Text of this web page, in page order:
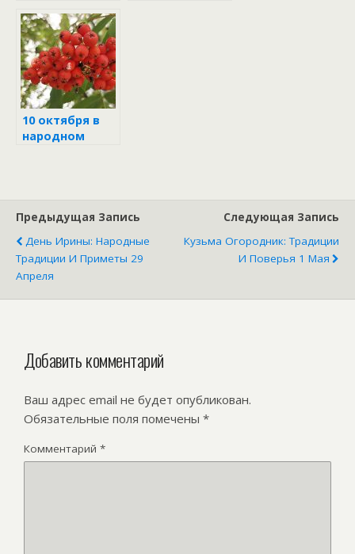
чтобы не
привлечь
финансовые
проблемы
10 октября в
народном
Предыдущая Запись
День Ирины: Народные
Традиции И Приметы 29
Апреля
Следующая Запись
Кузьма Огородник: Традиции
И Поверья 1 Мая
Добавить комментарий
Ваш адрес email не будет опубликован.
Обязательные поля помечены *
Комментарий *